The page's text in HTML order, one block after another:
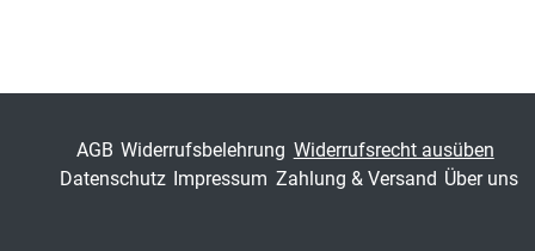
Band 46
AGB Widerrufsbelehrung Widerrufsrecht ausüben
Datenschutz Impressum Zahlung & Versand Über uns